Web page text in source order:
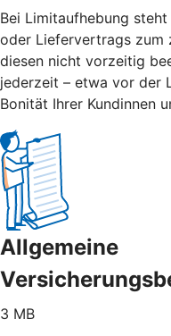
Bei Limitaufhebung
oder Liefervertrags zum
diesen nicht vorzeitig
jederzeit – etwa vor der
Bonität Ihrer Kundinnen
Allgemeine
3 MB